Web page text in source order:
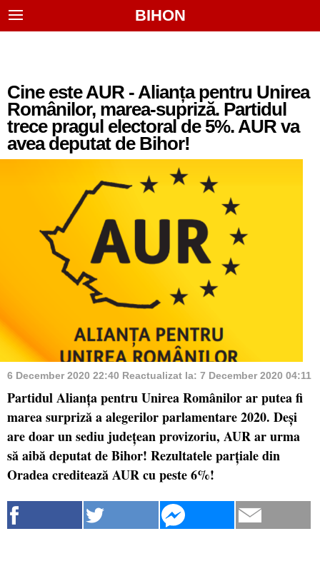
BIHON
Cine este AUR - Alianța pentru Unirea
Românilor, marea-supriză. Partidul
trece pragul electoral de 5%. AUR va
avea deputat de Bihor!
6 December 2020 22:40 Reactualizat la: 7 December 2020 04:11
Partidul Alianța pentru Unirea Românilor ar putea fi
marea surpriză a alegerilor parlamentare 2020. Deși
are doar un sediu județean provizoriu, AUR ar urma
să aibă deputat de Bihor! Rezultatele parțiale din
Oradea creditează AUR cu peste 6%!